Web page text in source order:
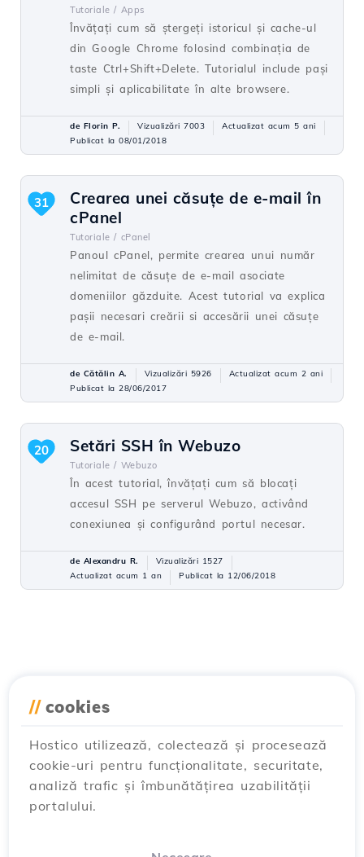
Tutoriale / Apps
Învățați cum să ștergeți istoricul și cache-ul
din Google Chrome folosind combinația de
taste Ctrl+Shift+Delete. Tutorialul include pași
simpli și aplicabilitate în alte browsere.
de Florin P. Vizualizări 7003
Actualizat acum 5 ani
Publicat la 08/01/2018
Crearea unei căsuţe de e-mail în
cPanel
Tutoriale / cPanel
Panoul cPanel, permite crearea unui număr
nelimitat de căsuţe de e-mail asociate
domeniilor găzduite. Acest tutorial va explica
paşii necesari creării si accesării unei căsuţe
de e-mail.
31
de Cătălin A. Vizualizări 5926
Actualizat acum 2 ani
Publicat la 28/06/2017
Setări SSH în Webuzo
Tutoriale / Webuzo
În acest tutorial, învățați cum să blocați
accesul SSH pe serverul Webuzo, activând
conexiunea și configurând portul necesar.
20
de Alexandru R.
Vizualizări 1527
Actualizat acum 1 an
Publicat la 12/06/2018
// cookies
Hostico utilizează, colectează și procesează
cookie-uri pentru funcționalitate, securitate,
analiză trafic și îmbunătățirea uzabilității
portalului.